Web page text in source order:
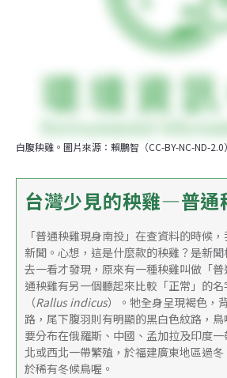
白腹秧雞。圖片來源：賴鵬智（CC-BY-NC-ND-2.0）
台灣少見的秧雞—普通
「普通秧雞現身南投」在查資料的時候
新聞。心想，這是什麼款的秧雞？是新
去一看才發現，原來有一種秧雞叫做「
通秧雞有另一個聽起來比較「正常」的
（Rallus indicus）。牠全身呈現褐色，
路，尾下腹羽則有明顯的黑白色紋路，
要分布在俄羅斯、中國、孟加拉及印度
北或西北一帶繁殖，於福建廣東地區過
於稀有冬候鳥喔。